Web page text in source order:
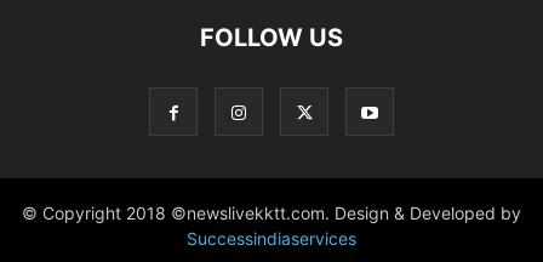
FOLLOW US
© Copyright 2018 ©newslivekktt.com. Design & Developed by
Successindiaservices